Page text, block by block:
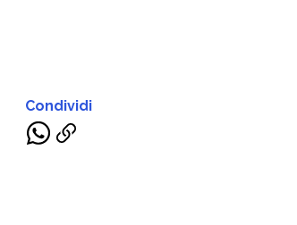
Condividi